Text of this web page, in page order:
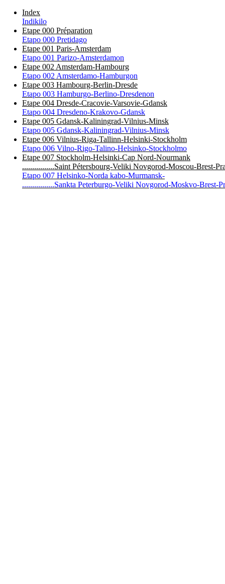
Index
Indikilo
Etape 000 Préparation
Etapo 000 Pretidago
Etape 001 Paris-Amsterdam
Etapo 001 Parizo-Amsterdamon
Etape 002 Amsterdam-Hambourg
Etapo 002 Amsterdamo-Hamburgon
Etape 003 Hambourg-Berlin-Dresde
Etapo 003 Hamburgo-Berlino-Dresdenon
Etape 004 Dresde-Cracovie-Varsovie-Gdansk
Etapo 004 Dresdeno-Krakovo-Gdansk
Etape 005 Gdansk-Kaliningrad-Vilnius-Minsk
Etapo 005 Gdansk-Kaliningrad-Vilnius-Minsk
Etape 006 Vilnius-Riga-Tallinn-Helsinki-Stockholm
Etapo 006 Vilno-Rigo-Talino-Helsinko-Stockholmo
Etape 007 Stockholm-Helsinki-Cap Nord-Nourmank
................Saint Pétersbourg-Veliki Novgorod-Moscou-Brest-
Etapo 007 Helsinko-Norda kabo-Murmansk-
................Sankta Peterburgo-Veliki Novgorod-Moskvo-Brest-